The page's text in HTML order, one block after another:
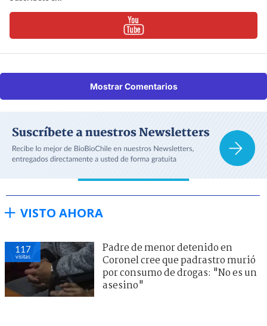
Mostrar Comentarios
VISTO AHORA
117
visitas
Padre de menor detenido en
Coronel cree que padrastro murió
por consumo de drogas: "No es un
asesino"